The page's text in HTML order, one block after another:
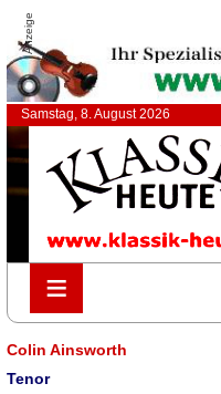
Anzeige
Samstag, 8. August 2026
≡
≡
Colin Ainsworth
Tenor